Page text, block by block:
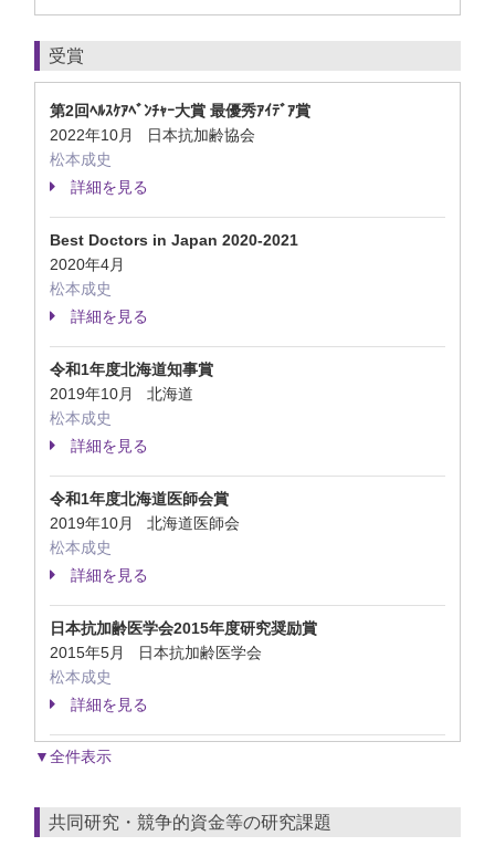
受賞
第2回ﾍﾙｽｹｱﾍﾞﾝﾁｬｰ大賞 最優秀ｱｲﾃﾞｱ賞
2022年10月 日本抗加齢協会
松本成史
詳細を見る
Best Doctors in Japan 2020-2021
2020年4月
松本成史
詳細を見る
令和1年度北海道知事賞
2019年10月 北海道
松本成史
詳細を見る
令和1年度北海道医師会賞
2019年10月 北海道医師会
松本成史
詳細を見る
日本抗加齢医学会2015年度研究奨励賞
2015年5月 日本抗加齢医学会
松本成史
詳細を見る
▼全件表示
共同研究・競争的資金等の研究課題